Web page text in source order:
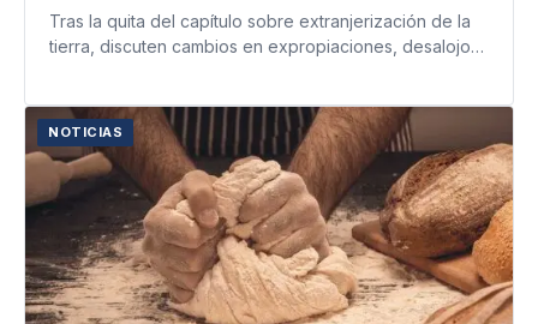
Tras la quita del capítulo sobre extranjerización de la
tierra, discuten cambios en expropiaciones, desalojos
NOTICIAS